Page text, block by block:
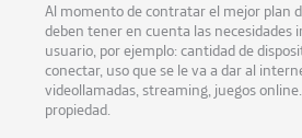
Al momento de contratar el mejor plan
deben tener en cuenta las necesidades
usuario, por ejemplo: cantidad de
conectar, uso que se le va a dar al
videollamadas, streaming, juegos
propiedad.